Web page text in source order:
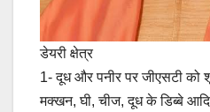
डेयरी क्षेत्र
1- दूध और पनीर पर जीएसटी को
मक्खन, घी, चीज, दूध के डिब्बे